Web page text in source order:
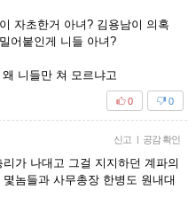
자초한거 아녀? 김용남이 의혹
어붙인게 니들 아녀?
니들만 쳐 모르냐고
0
0
신고 공감 확인
가 나대고 그걸 지지하던 계파의
놈들과 사무총장 한병도 원내대